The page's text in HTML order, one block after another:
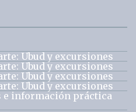
Ubud y excursiones
Ubud y excursiones
Ubud y excursiones
Ubud y excursiones
e información práctica